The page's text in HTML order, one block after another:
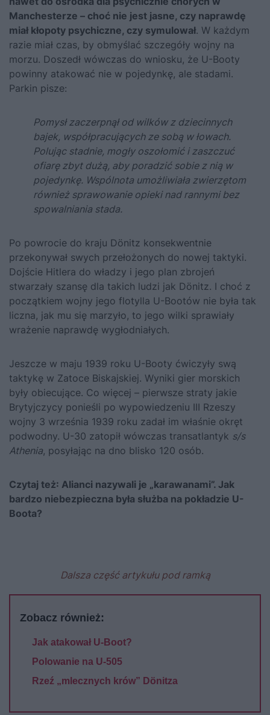
Manchesterze – choć nie jest jasne, czy naprawdę
miał kłopoty psychiczne, czy symulował. W każdym
razie miał czas, by obmyślać szczegóły wojny na
morzu. Doszedł wówczas do wniosku, że U-Booty
powinny atakować nie w pojedynkę, ale stadami.
Parkin pisze:
Pomysł zaczerpnął od wilków z dziecinnych
bajek, współpracujących ze sobą w łowach.
Polując stadnie, mogły oszołomić i zaszczuć
ofiarę zbyt dużą, aby poradzić sobie z nią w
pojedynkę. Wspólnota umożliwiała zwierzętom
również sprawowanie opieki nad rannymi bez
spowalniania stada.
Po powrocie do kraju Dönitz konsekwentnie
przekonywał swych przełożonych do nowej taktyki.
Dojście Hitlera do władzy i jego plan zbrojeń
stwarzały szansę dla takich ludzi jak Dönitz. I choć z
początkiem wojny jego flotylla U-Bootów nie była tak
liczna, jak mu się marzyło, to jego wilki sprawiały
wrażenie naprawdę wygłodniałych.
Jeszcze w maju 1939 roku U-Booty ćwiczyły swą
taktykę w Zatoce Biskajskiej. Wyniki gier morskich
były obiecujące. Co więcej – pierwsze straty jakie
Brytyjczycy ponieśli po wypowiedzeniu III Rzeszy
wojny 3 września 1939 roku zadał im właśnie okręt
podwodny. U-30 zatopił wówczas transatlantyk s/s
Athenia, posyłając na dno blisko 120 osób.
Czytaj też: Alianci nazywali je „karawanami”. Jak
bardzo niebezpieczna była służba na pokładzie U-
Boota?
Dalsza część artykułu pod ramką
Zobacz również:
Jak atakował U-Boot?
Polowanie na U-505
Rzeź „mlecznych krów” Dönitza